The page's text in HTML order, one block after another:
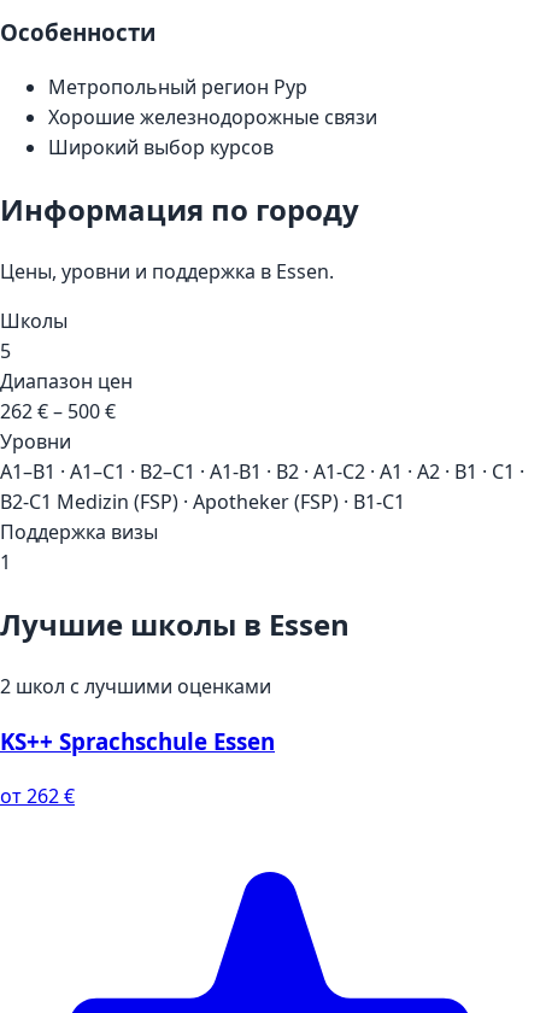
Особенности
Метропольный регион Рур
Хорошие железнодорожные связи
Широкий выбор курсов
Информация по городу
Цены, уровни и поддержка в Essen.
Школы
5
Диапазон цен
262 € – 500 €
Уровни
A1–B1 · A1–C1 · B2–C1 · A1-B1 · B2 · A1-C2 · A1 · A2 · B1 · C1 ·
B2-C1 Medizin (FSP) · Apotheker (FSP) · B1-C1
Поддержка визы
1
Лучшие школы в Essen
2 школ с лучшими оценками
KS++ Sprachschule Essen
от 262 €